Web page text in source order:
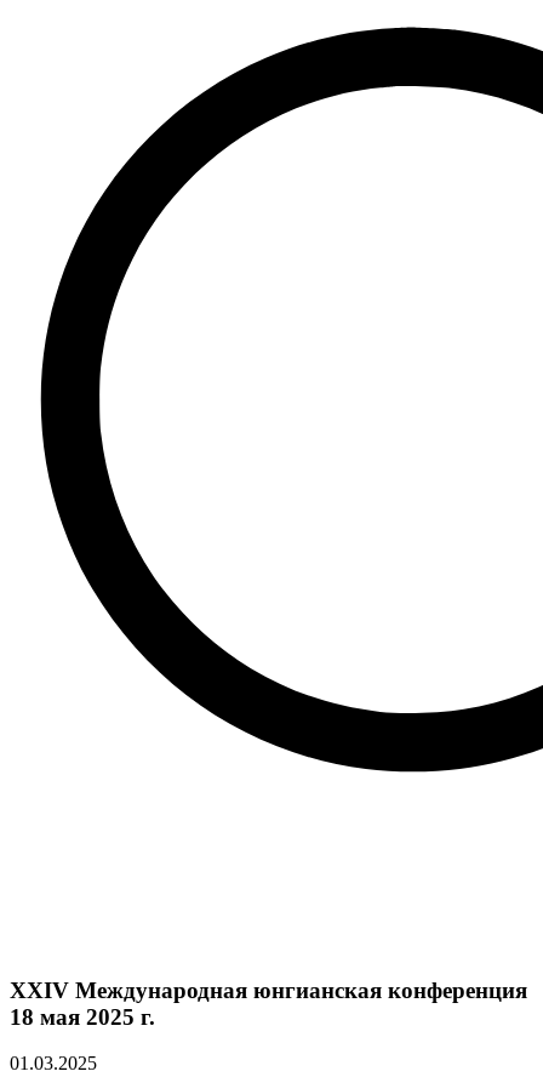
XXIV Международная юнгианская конференция
18 мая 2025 г.
01.03.2025